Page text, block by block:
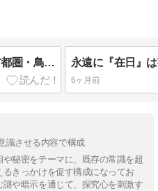
木嶋佳苗、上田美由紀 ―― 首都圏・鳥取連続不審死事件 婚活詐欺と連続不審死事件
6ヶ月前
識させる内容で構成
秘密をテーマに、既存の常識を超
きっかけを促す構成になってお
や暗示を通じて、探究心を刺激す